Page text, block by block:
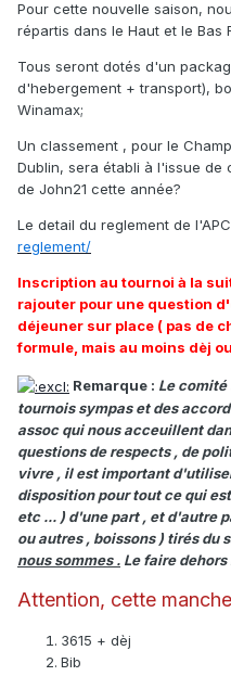
Pour cette nouvelle saison,
répartis dans le Haut et le Bas
Tous seront dotés d'un
d'hebergement + transport),
Winamax;
Un classement , pour le
Dublin, sera établi à l'issue de
de John21 cette année?
Le detail du reglement de
reglement/
Inscription au tournoi à la
rajouter pour une question
déjeuner sur place ( pas de
formule, mais au moins dèj
Remarque : Le
tournois sympas et des
assoc qui nous acceuillent
questions de respects , de
vivre , il est important
disposition pour tout ce qui
etc ... ) d'une part , et d'autre
ou autres , boissons ) tirés du
nous sommes . Le faire
Attention, cette
3615 + dèj
Bib